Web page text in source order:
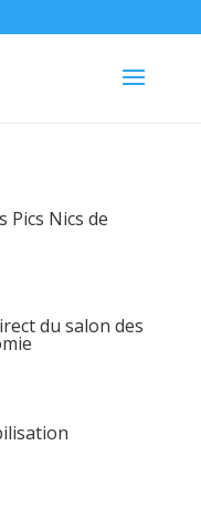
Pics Nics de
du salon des